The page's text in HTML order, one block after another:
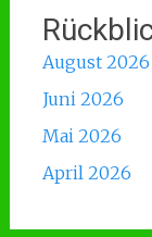
August 2026
Juni 2026
Mai 2026
April 2026